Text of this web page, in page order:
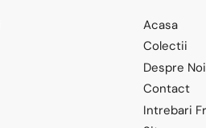
Acasa
Colectii
Despre Noi
Contact
Intrebari